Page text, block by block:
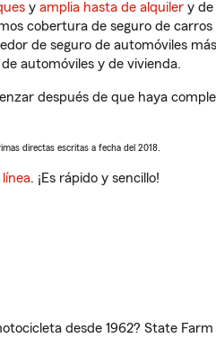
y amplia hasta de alquiler y de
cobertura de seguro de
de seguro de automóviles
automóviles y de vivienda.
después de que haya
directas escritas a fecha del 2018.
. ¡Es rápido y sencillo!
desde 1962? State